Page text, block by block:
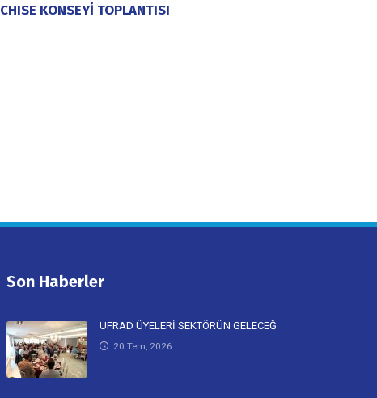
KONSEYİ TOPLANTISI
Son Haberler
UFRAD ÜYELERİ SEKTÖRÜN GELECEĞ
20 Tem, 2026